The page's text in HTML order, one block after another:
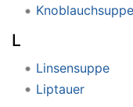
Knoblauchsuppe
L
Linsensuppe
Liptauer